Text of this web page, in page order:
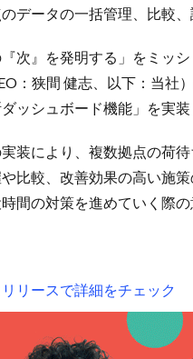
データの一括管理、比較
次』を発明する」をミッ
：狭間 健志、以下：当社
ダッシュボード機能」を実装
装により、複数拠点の荷
比較、改善効果の高い施
間の対策を進めていく際の
リースで詳細をチェック